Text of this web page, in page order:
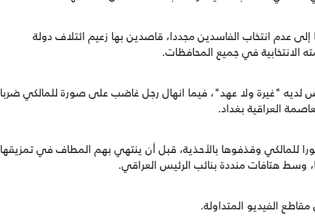
عدم انتخاب الفاسدين مجددا، قاصدين بها زعيم ائتلاف دولة
الانتخابية في جميع المحافظات.
لديه "غيرة ولا عهد"، فيما انهال رجل غاضب على صورة للمالكي ضربا
العراقية بغداد.
للمالكي وقذفوها بالأحذية، قبل أن ينتهي بهم المطاف في تمزيقها
وسط هتافات منددة بنائب الرئيس العراقي.
الفيديو المتداولة.